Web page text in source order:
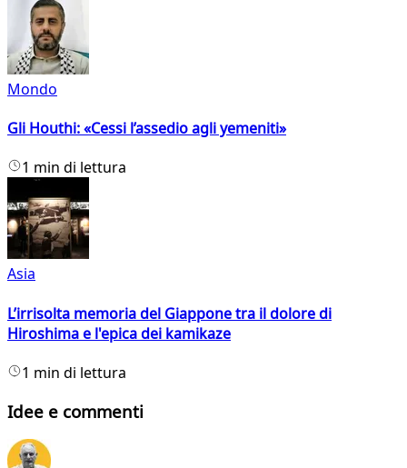
Mondo
Gli Houthi: «Cessi l’assedio agli yemeniti»
1 min di lettura
Asia
L’irrisolta memoria del Giappone tra il dolore di
Hiroshima e l'epica dei kamikaze
1 min di lettura
Idee e commenti